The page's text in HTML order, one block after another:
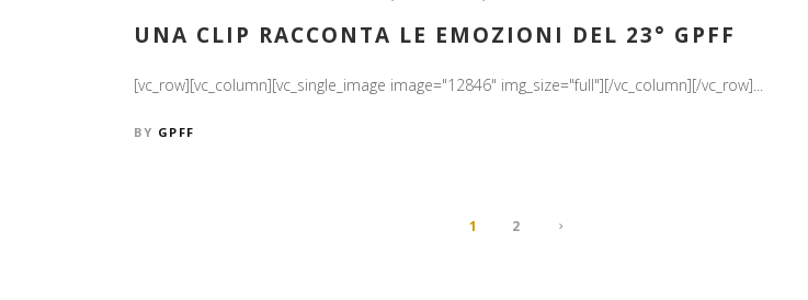
UNA CLIP RACCONTA LE EMOZIONI DEL 23° GPFF
[vc_row][vc_column][vc_single_image image="12846" img_size="full"][/vc_column][/vc_row]...
BY GPFF
1 2